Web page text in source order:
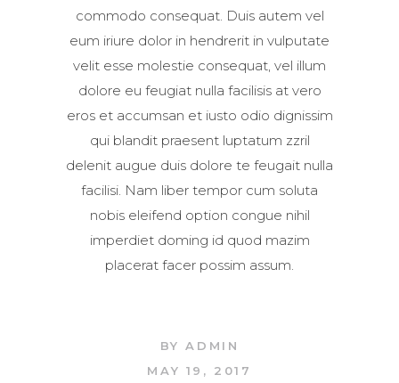
commodo consequat. Duis autem vel
eum iriure dolor in hendrerit in vulputate
velit esse molestie consequat, vel illum
dolore eu feugiat nulla facilisis at vero
eros et accumsan et iusto odio dignissim
qui blandit praesent luptatum zzril
delenit augue duis dolore te feugait nulla
facilisi. Nam liber tempor cum soluta
nobis eleifend option congue nihil
imperdiet doming id quod mazim
placerat facer possim assum.
BYADMIN
MAY 19, 2017